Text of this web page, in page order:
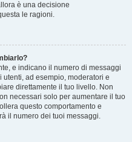
è una decisione
le ragioni.
e indicano il numero di messaggi
ad esempio, moderatori e
direttamente il tuo livello. Non
necessari solo per aumentare il tuo
questo comportamento e
il numero dei tuoi messaggi.